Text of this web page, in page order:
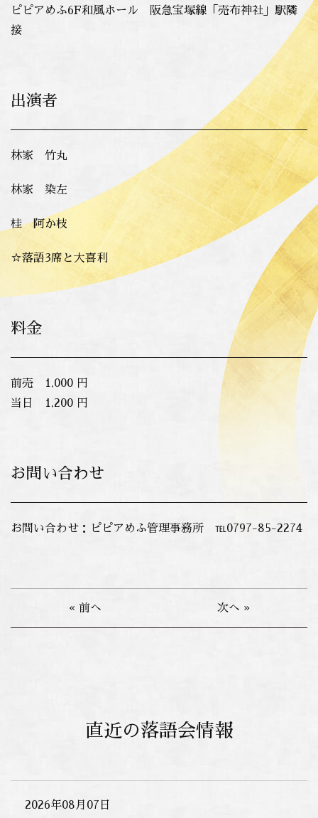
ピピアめふ6F和風ホール 阪急宝塚線「売布神社」駅隣
接
出演者
林家 竹丸
林家 染左
桂 阿か枝
☆落語3席と大喜利
料金
前売 1,000 円
当日 1,200 円
お問い合わせ
お問い合わせ：ピピアめふ管理事務所 ℡0797-85-2274
« 前へ 次へ »
直近の落語会情報
2026年08月07日